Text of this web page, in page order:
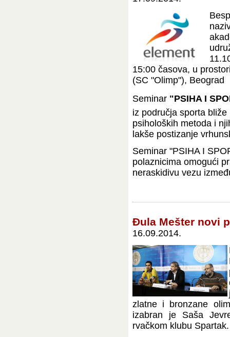
15:00 časova, u
(SC "Olimp"), Beograd
Seminar "PSIHA I
iz područja sporta
psiholoških metoda i
lakše postizanje
Seminar "PSIHA I
polaznicima omogući
neraskidivu vezu
Đula Mešter novi
16.09.2014.
zlatne i bronzane
izabran je Saša
rvačkom klubu Spartak.